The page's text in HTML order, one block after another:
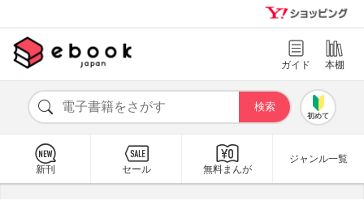
ガイド 本棚
初めて
新刊 セール 無料まんが
ジャンル一覧